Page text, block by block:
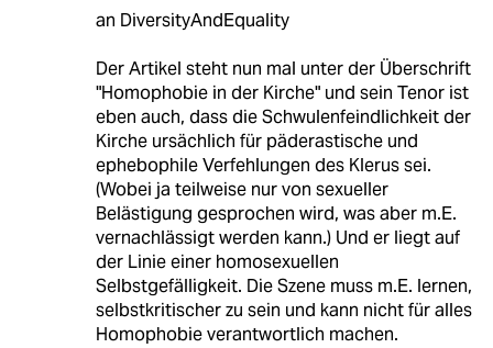
an DiversityAndEquality
Der Artikel steht nun mal unter der Überschrift
"Homophobie in der Kirche" und sein Tenor ist
eben auch, dass die Schwulenfeindlichkeit der
Kirche ursächlich für päderastische und
ephebophile Verfehlungen des Klerus sei.
(Wobei ja teilweise nur von sexueller
Belästigung gesprochen wird, was aber m.E.
vernachlässigt werden kann.) Und er liegt auf
der Linie einer homosexuellen
Selbstgefälligkeit. Die Szene muss m.E. lernen,
selbstkritischer zu sein und kann nicht für alles
Homophobie verantwortlich machen.